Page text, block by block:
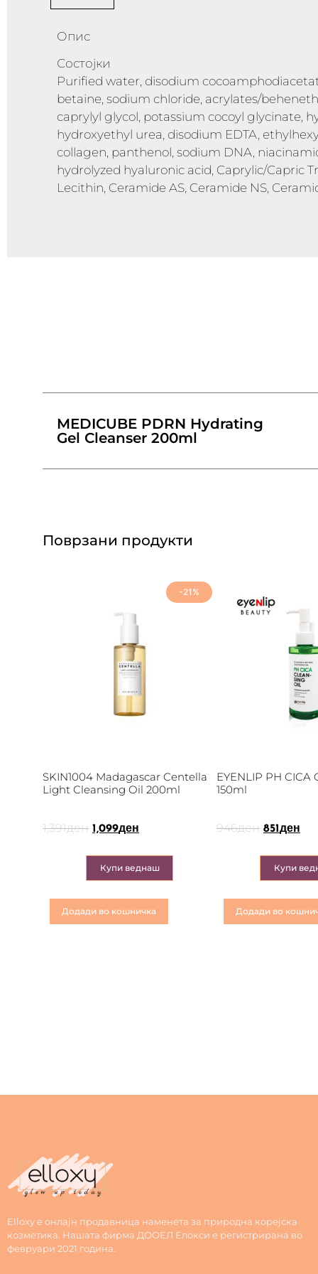
Опис
Состојки
Purified water, disodium
betaine, sodium chloride, acrylates/
caprylyl glycol, potassium cocoyl glycinate,
hydroxyethyl urea, disodium EDTA,
collagen, panthenol, sodium DNA,
hydrolyzed hyaluronic acid, Caprylic/Capric
Lecithin, Ceramide AS, Ceramide NS,
MEDICUBE PDRN Hydrating
Gel Cleanser 200ml
Поврзани продукти
-21%
SKIN1004 Madagascar Centella
Light Cleansing Oil 200ml
1,391ден 1,099ден
Купи веднаш
Додади во кошничка
EYENLIP PH CICA
150ml
946ден 851 ден
Купи
Додади во
Elloxy е онлајн продавница наменета за природна корејска
козметика. Нашата фирма ДООЕЛ Елокси е регистрирана во
февруари 2021 година.